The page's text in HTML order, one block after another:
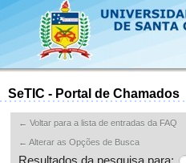
SeTIC - Portal de Chamados
← Voltar para a lista de entradas da FAQ
← Alterar as Opções de Busca
Resultados da pesquisa para: